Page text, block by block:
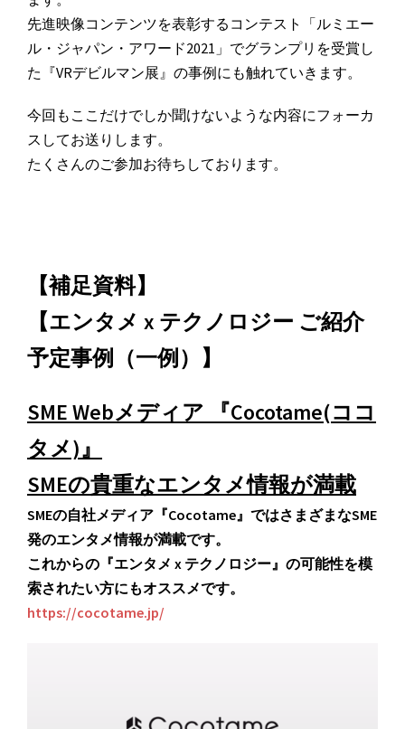
先進映像コンテンツを表彰するコンテスト「ルミエー
ル・ジャパン・アワード2021」でグランプリを受賞し
た『VRデビルマン展』の事例にも触れていきます。
今回もここだけでしか聞けないような内容にフォーカ
スしてお送りします。
たくさんのご参加お待ちしております。
【補足資料】
【エンタメ x テクノロジー ご紹介
予定事例（一例）】
SME Webメディア 『Cocotame(ココ
タメ)』
SMEの貴重なエンタメ情報が満載
SMEの自社メディア『Cocotame』ではさまざまなSME
発のエンタメ情報が満載です。
これからの『エンタメ x テクノロジー』の可能性を模
索されたい方にもオススメです。
https://cocotame.jp/